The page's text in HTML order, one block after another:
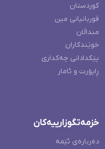
کوردستان
قوربانیانی مین
منداڵان
خوێندکاران
پێکدادانی چەکداری
ڕاپۆرت و ئامار
خزمەتگوزارییەکان
دەربارەی ئێمە